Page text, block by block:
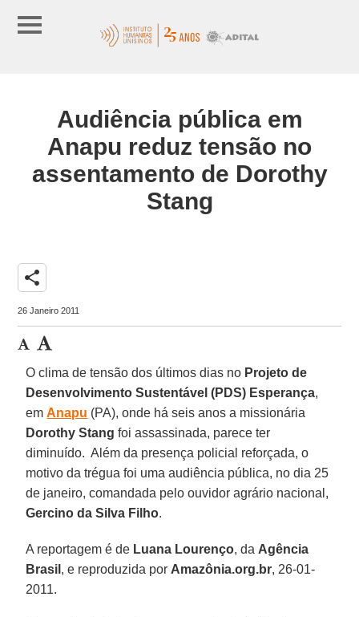
Audiência pública em
Anapu reduz tensão no
assentamento de Dorothy
Stang
share
26 Janeiro 2011
O clima de tensão dos últimos dias no Projeto de
Desenvolvimento Sustentável (PDS) Esperança,
emAnapu (PA), onde há seis anos a missionária
Dorothy Stang foi assassinada, parece ter
diminuído. Além da presença policial reforçada, o
motivo da trégua foi uma audiência pública, no dia 25
de janeiro, comandada pelo ouvidor agrário nacional,
Gercino da Silva Filho.
A reportagem é de Luana Lourenço, da Agência
Brasil , e reproduzida por Amazônia.org.br, 26-01-
2011.